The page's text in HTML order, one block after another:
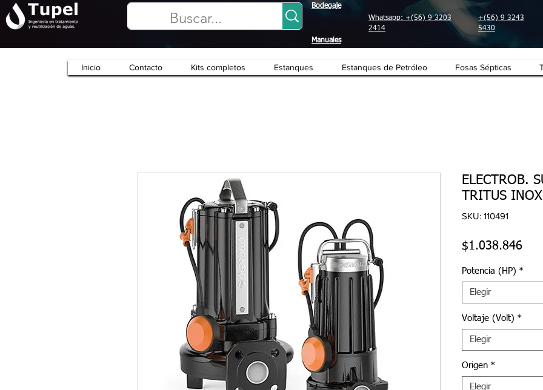
Bodegaje
Whatsapp: +(56) 9 3203
2414
+(56) 9 3243
5430
Manuales
Inicio Contacto Kits completos Estanques Estanques de Petróleo Fosas Sépticas
ELECTROB.
TRITUS
SKU: 110491
$1.038.846
Potencia (HP) *
Elegir
Voltaje (Volt) *
Elegir
Origen *
Elegir